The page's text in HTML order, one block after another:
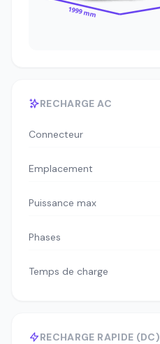
1999 mm
RECHARGE AC
Connecteur
Emplacement
Puissance max
Phases
Temps de charge
RECHARGE RAPIDE (DC)